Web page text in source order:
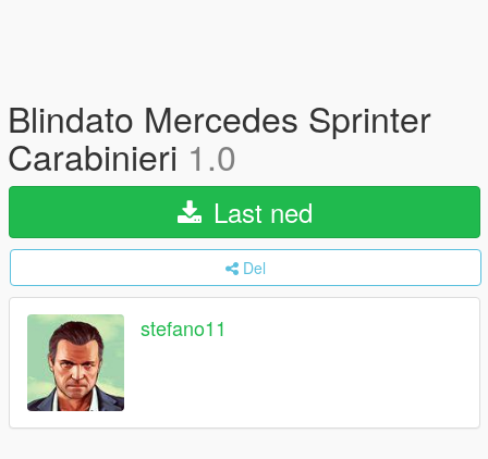
Blindato Mercedes Sprinter
Carabinieri 1.0
Last ned
Del
stefano11